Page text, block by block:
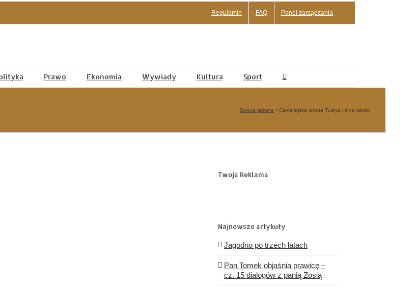
Regulamin FAQ Panel zarządzania
Prawo Ekonomia Wywiady Kultura Sport
Strona główna Ciemniejsza strona Tuleya i inne wieści
Twoja Reklama
Najnowsze artykuły
Jagodno po trzech latach
Pan Tomek objaśnia prawicę –
cz. 15 dialogów z panią Zosią